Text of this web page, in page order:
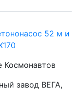
52 м и
Космонавтов
завод ВЕГА,